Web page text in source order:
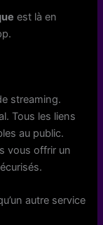
est là en
streaming.
Tous les liens
au public.
vous offrir un
autre service